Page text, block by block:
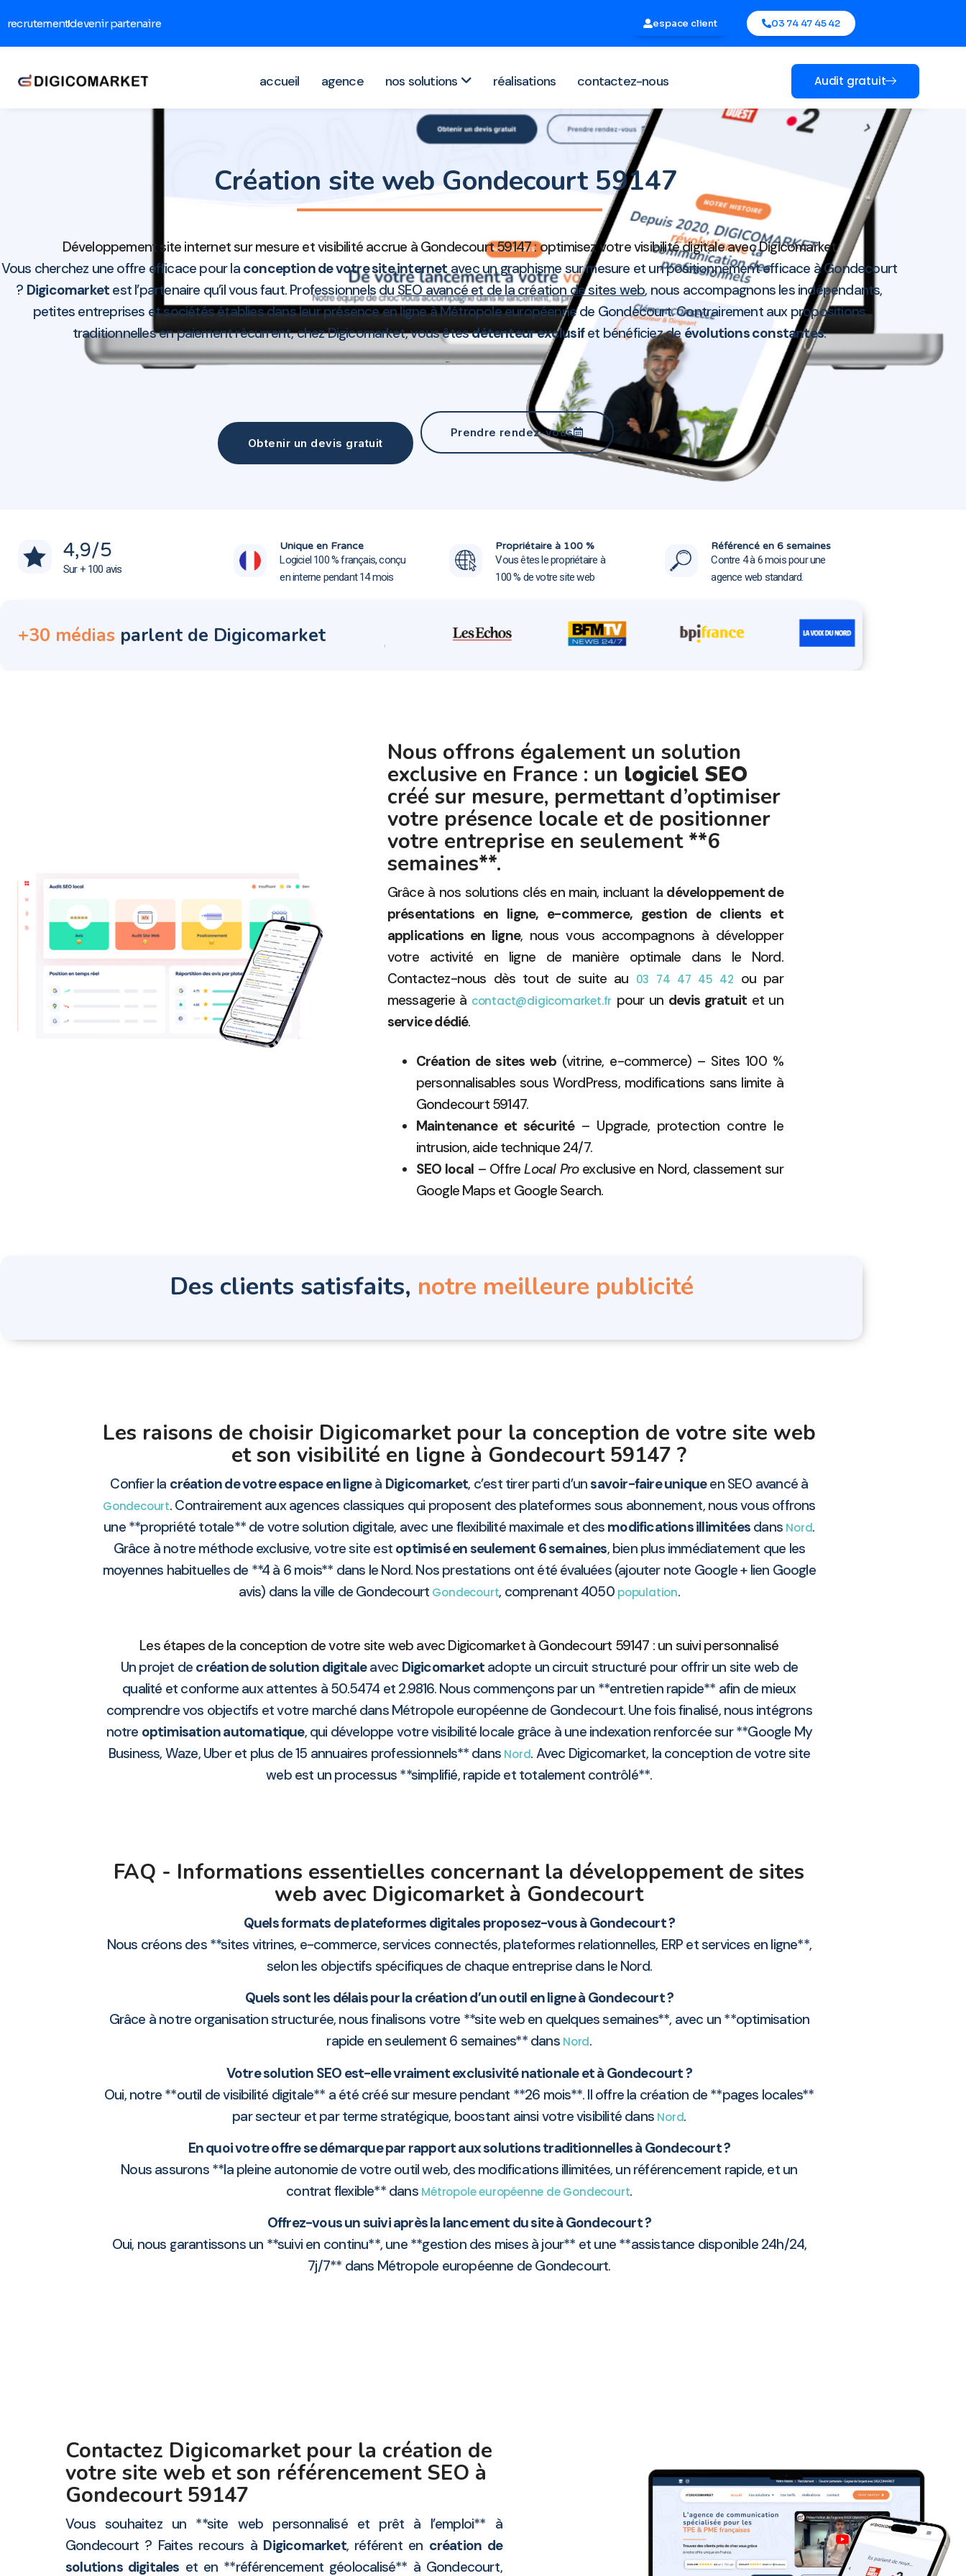
recrutementdevenir partenaire espace client 03 74 47 45 42
accueil agence nos solutions réalisations contactez-nous Audit gratuit
Création site web Gondecourt 59147
Développement site internet sur mesure et visibilité accrue à Gondecourt 59147 : optimisez votre visibilité digitale avec Digicomarket
Vous cherchez une offre efficace pour la conception de votre site internet avec un graphisme sur mesure et un positionnement efficace à Gondecourt
? Digicomarket est l’partenaire qu’il vous faut. Professionnels du SEO avancé et de la création de sites web, nous accompagnons les indépendants,
petites entreprises et sociétés établies dans leur présence en ligne à Métropole européenne de Gondecourt. Contrairement aux propositions
traditionnelles en paiement récurrent, chez Digicomarket, vous êtesdétenteur exclusifet bénéficiez de évolutions constantes.
Obtenir un devis gratuit
Prendre rendez-vous
4,9/5
Sur + 100 avis
Unique en France
Logiciel 100 % français, conçu
en interne pendant 14 mois
Propriétaire à 100 %
Vous êtes le propriétaire à
100 % de votre site web
Référencé en 6 semaines
Contre 4 à 6 mois pour une
agence web standard.
+30 médias parlent de Digicomarket
Nous offrons également un solution
exclusive en France : un logiciel SEO
créé sur mesure, permettant d’optimiser
votre présence locale et de positionner
votre entreprise en seulement **6
semaines**.
Grâce à nos solutions clés en main, incluant la développement de
présentations en ligne, e-commerce, gestion de clients et
applications en ligne, nous vous accompagnons à développer
votre activité en ligne de manière optimale dans le Nord.
Contactez-nous dès tout de suite au 03 74 47 45 42 ou par
messagerie à contact@digicomarket.fr pour un devis gratuit et un
service dédié.
Création de sites web(vitrine, e-commerce) – Sites 100 %
personnalisables sous WordPress, modifications sans limite à
Gondecourt 59147.
Maintenance et sécurité– Upgrade, protection contre le
intrusion, aide technique 24/7.
SEO local – OffreLocal Proexclusive en Nord, classement sur
Google Maps et Google Search.
Des clients satisfaits, notre meilleure publicité
Les raisons de choisir Digicomarket pour la conception de votre site web
et son visibilité en ligne à Gondecourt 59147 ?
Confier la création de votre espace en ligneà Digicomarket, c’est tirer parti d’unsavoir-faire uniqueen SEO avancé à
Gondecourt. Contrairement aux agences classiques qui proposent des plateformes sous abonnement, nous vous offrons
une **propriété totale** de votre solution digitale, avec une flexibilité maximale et des modifications illimitées dans Nord.
Grâce à notre méthode exclusive, votre site est optimisé en seulement 6 semaines, bien plus immédiatement que les
moyennes habituelles de **4 à 6 mois** dans le Nord. Nos prestations ont été évaluées (ajouter note Google + lien Google
avis) dans la ville de Gondecourt Gondecourt, comprenant 4050 population.
Les étapes de la conception de votre site web avec Digicomarket à Gondecourt 59147 : un suivi personnalisé
Un projet de création de solution digitaleavec Digicomarketadopte un circuit structuré pour offrir un site web de
qualité et conforme aux attentes à 50.5474 et 2.9816. Nous commençons par un **entretien rapide** afin de mieux
comprendre vos objectifs et votre marché dans Métropole européenne de Gondecourt. Une fois finalisé, nous intégrons
notre optimisation automatique, qui développe votre visibilité locale grâce à une indexation renforcée sur **Google My
Business, Waze, Uber et plus de 15 annuaires professionnels** dans Nord. Avec Digicomarket, la conception de votre site
web est un processus **simplifié, rapide et totalement contrôlé**.
FAQ - Informations essentielles concernant la développement de sites
web avec Digicomarket à Gondecourt
Quels formats de plateformes digitales proposez-vous à Gondecourt ?
Nous créons des **sites vitrines, e-commerce, services connectés, plateformes relationnelles, ERP et services en ligne**,
selon les objectifs spécifiques de chaque entreprise dans le Nord.
Quels sont les délais pour la création d’un outil en ligne à Gondecourt ?
Grâce à notre organisation structurée, nous finalisons votre **site web en quelques semaines**, avec un **optimisation
rapide en seulement 6 semaines** dans Nord.
Votre solution SEO est-elle vraiment exclusivité nationale et à Gondecourt ?
Oui, notre **outil de visibilité digitale** a été créé sur mesure pendant **26 mois**. Il offre la création de **pages locales**
par secteur et par terme stratégique, boostant ainsi votre visibilité dans Nord.
En quoi votre offre se démarque par rapport aux solutions traditionnelles à Gondecourt ?
Nous assurons **la pleine autonomie de votre outil web, des modifications illimitées, un référencement rapide, et un
contrat flexible** dans Métropole européenne de Gondecourt.
Offrez-vous un suivi après la lancement du site à Gondecourt ?
Oui, nous garantissons un **suivi en continu**, une **gestion des mises à jour** et une **assistance disponible 24h/24,
7j/7** dans Métropole européenne de Gondecourt.
Contactez Digicomarket pour la création de
votre site web et son référencement SEO à
Gondecourt 59147
Vous souhaitez un **site web personnalisé et prêt à l’emploi** à
Gondecourt ? Faites recours à Digicomarket, référent en création de
solutions digitales et en **référencement géolocalisé** à Gondecourt,